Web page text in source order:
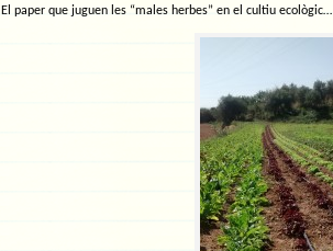
El paper que juguen les “males herbes” en el cultiu ecològic…